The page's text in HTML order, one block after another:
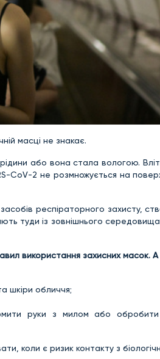
масці не знакає.
або вона стала вологою.
CoV-2 не розмножується на
респіраторного захисту,
туди із зовнішнього
використання захисних масок.
шкіри обличчя;
руки з милом або обробити
коли є ризик контакту з